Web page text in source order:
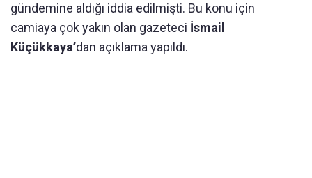
gündemine aldığı iddia edilmişti. Bu konu için
camiaya çok yakın olan gazeteci İsmail
Küçükkaya’dan açıklama yapıldı.